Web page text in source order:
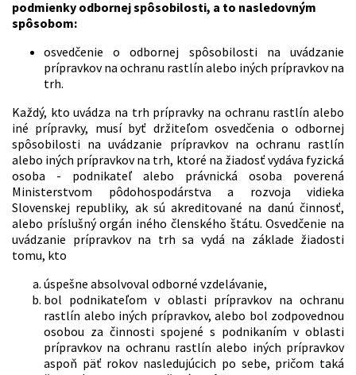
podmienky odbornej spôsobilosti, a to nasledovným
spôsobom:
osvedčenie o odbornej spôsobilosti na uvádzanie
prípravkov na ochranu rastlín alebo iných prípravkov na
trh.
Každý, kto uvádza na trh prípravky na ochranu rastlín alebo
iné prípravky, musí byť držiteľom osvedčenia o odbornej
spôsobilosti na uvádzanie prípravkov na ochranu rastlín
alebo iných prípravkov na trh, ktoré na žiadosť vydáva fyzická
osoba - podnikateľ alebo právnická osoba poverená
Ministerstvom pôdohospodárstva a rozvoja vidieka
Slovenskej republiky, ak sú akreditované na danú činnosť,
alebo príslušný orgán iného členského štátu. Osvedčenie na
uvádzanie prípravkov na trh sa vydá na základe žiadosti
tomu, kto
úspešne absolvoval odborné vzdelávanie,
bol podnikateľom v oblasti prípravkov na ochranu
rastlín alebo iných prípravkov, alebo bol zodpovednou
osobou za činnosti spojené s podnikaním v oblasti
prípravkov na ochranu rastlín alebo iných prípravkov
aspoň päť rokov nasledujúcich po sebe, pričom taká